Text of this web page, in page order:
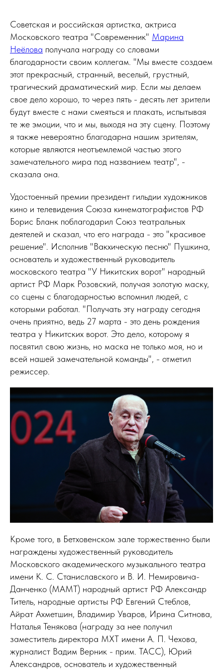
Советская и российская артистка, актриса
Московского театра "Современник" Марина
Неёлова получала награду со словами
благодарности своим коллегам. "Мы вместе создаем
этот прекрасный, странный, веселый, грустный,
трагический драматический мир. Если мы делаем
свое дело хорошо, то через пять - десять лет зрители
будут вместе с нами смеяться и плакать, испытывая
те же эмоции, что и мы, выходя на эту сцену. Поэтому
я также невероятно благодарна нашим зрителям,
которые являются неотъемлемой частью этого
замечательного мира под названием театр", -
сказала она.
Удостоенный премии президент гильдии художников
кино и телевидения Союза кинематографистов РФ
Борис Бланк поблагодарил Союз театральных
деятелей и сказал, что его награда - это "красивое
решение". Исполнив "Вакхическую песню" Пушкина,
основатель и художественный руководитель
московского театра "У Никитских ворот" народный
артист РФ Марк Розовский, получая золотую маску,
со сцены с благодарностью вспомнил людей, с
которыми работал. "Получать эту награду сегодня
очень приятно, ведь 27 марта - это день рождения
театра у Никитских ворот. Это дело, которому я
посвятил свою жизнь, но маска не только моя, но и
всей нашей замечательной команды", - отметил
режиссер.
Кроме того, в Бетховенском зале торжественно были
награждены художественный руководитель
Московского академического музыкального театра
имени К. С. Станиславского и В. И. Немировича-
Данченко (МАМТ) народный артист РФ Александр
Титель, народные артисты РФ Евгений Стеблов,
Айрат Ахметшин, Владимир Уваров, Ирина Ситнова,
Наталья Тенякова (награду за нее получил
заместитель директора МХТ имени А. П. Чехова,
журналист Вадим Верник - прим. ТАСС), Юрий
Александров, основатель и художественный